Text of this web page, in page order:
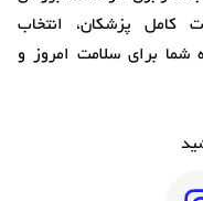
کامل پزشکان، انتخاب
شما برای سلامت امروز و